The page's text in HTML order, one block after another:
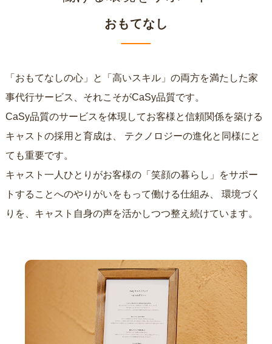
おもてなし
「おもてなしの心」と「高いスキル」の両方を満たした家
事代行サービス、それこそがCaSy品質です。
CaSy品質のサービスを体現してお客様と信頼関係を築ける
キャストの採用と育成は、
ても重要です。
キャスト一人ひとりがお客様の「笑顔の暮らし」をサポー
トすることへのやりがいをもって働ける仕組み、
りを、キャスト自身の声を活かしつつ整え続けています。